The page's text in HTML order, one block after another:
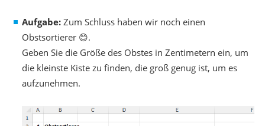
Aufgabe: Zum Schluss haben wir noch einen
Obstsortierer 😊.
Geben Sie die Größe des Obstes in Zentimetern ein, um
die kleinste Kiste zu finden, die groß genug ist, um es
aufzunehmen.